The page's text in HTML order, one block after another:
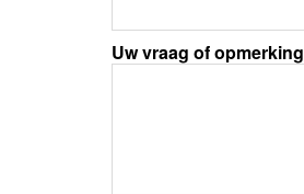
Uw vraag of opmerking